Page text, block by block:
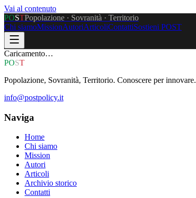
Vai al contenuto
POSTPopolazione · Sovranità · Territorio
Chi siamoMissionAutoriArticoliContattiSostieni POST
Caricamento…
POST
Popolazione, Sovranità, Territorio. Conoscere per innovare.
info@postpolicy.it
Naviga
Home
Chi siamo
Mission
Autori
Articoli
Archivio storico
Contatti